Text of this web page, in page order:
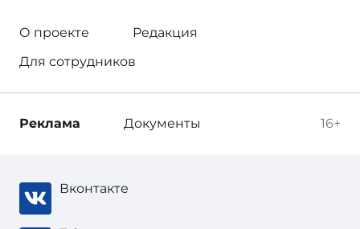
О проекте
Редакция
Для сотрудников
16+
Реклама Документы
Вконтакте